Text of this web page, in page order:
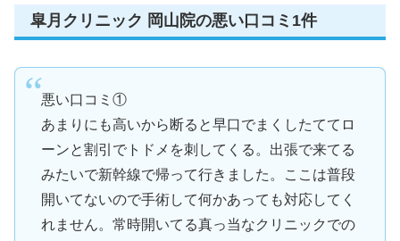
皐月クリニック 岡山院の悪い口コミ1件
悪い口コミ①
あまりにも高いから断ると早口でまくしたててロ
ーンと割引でトドメを刺してくる。出張で来てる
みたいで新幹線で帰って行きました。ここは普段
開いてないので手術して何かあっても対応してく
れません。常時開いてる真っ当なクリニックでの